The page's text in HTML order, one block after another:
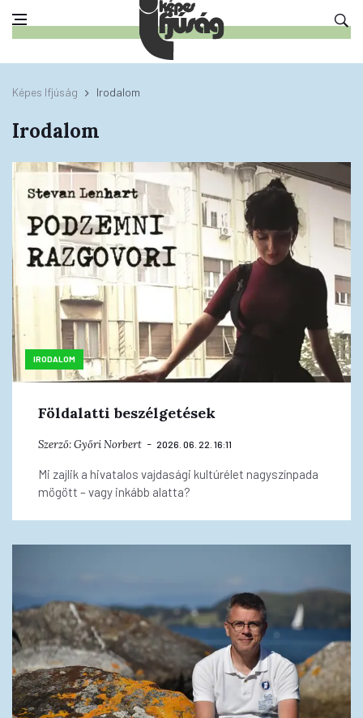
Képes Ifjúság Irodalom
Irodalom
IRODALOM
Földalatti beszélgetések
Szerző:Győri Norbert 2026. 06. 22. 16:11
Mi zajlik a hivatalos vajdasági kultúrélet nagyszínpada
mögött – vagy inkább alatta?